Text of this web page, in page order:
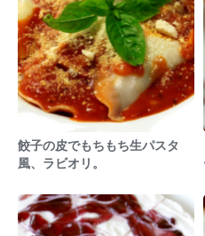
餃子の皮でもちもち生パスタ
風、ラビオリ。